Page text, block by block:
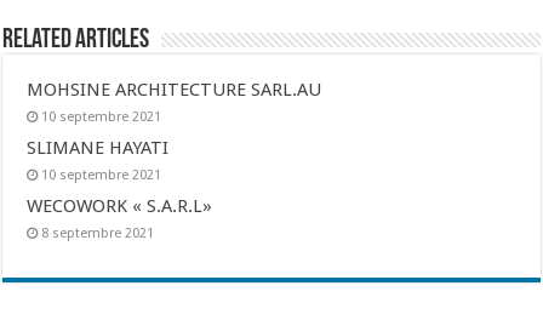
Related Articles
MOHSINE ARCHITECTURE SARL.AU
10 septembre 2021
SLIMANE HAYATI
10 septembre 2021
WECOWORK « S.A.R.L»
8 septembre 2021